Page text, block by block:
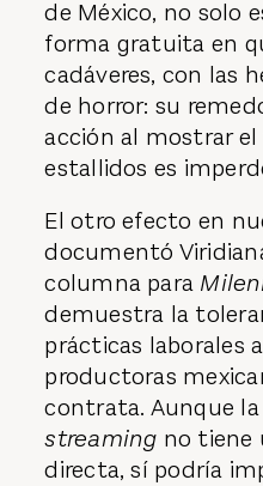
de México, no solo
forma gratuita en
cadáveres, con las
de horror: su
acción al mostrar
estallidos es
El otro efecto en
documentó
columna para
demuestra la
prácticas laborales
productoras
contrata. Aunque
streaming no tiene
directa, sí podría